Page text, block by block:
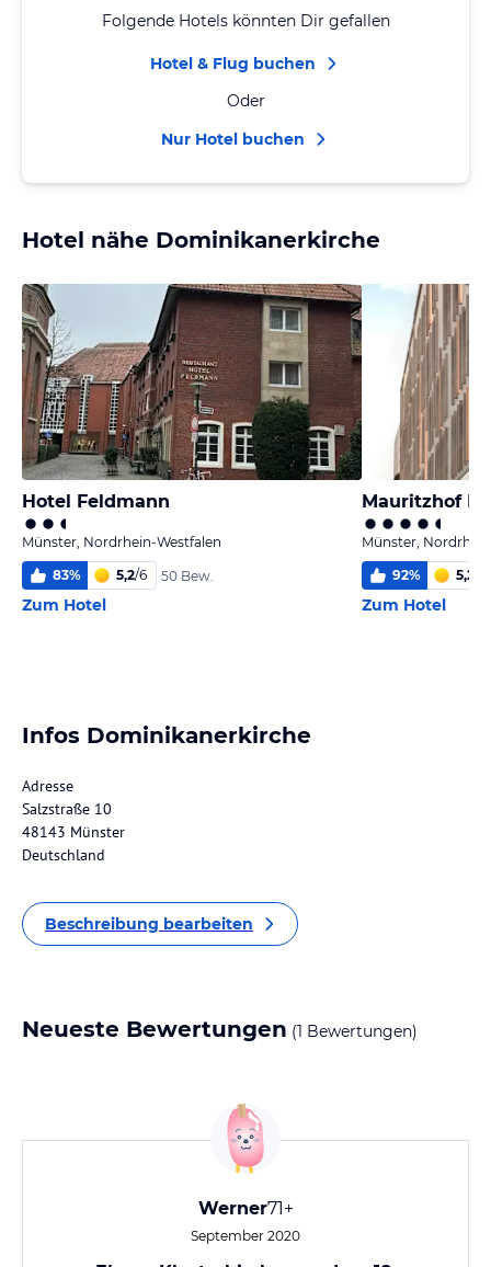
Folgende Hotels könnten Dir gefallen
Hotel & Flug buchen
Oder
Nur Hotel buchen
Hotel nähe Dominikanerkirche
Hotel Feldmann
Münster, Nordrhein-Westfalen
83% 5,2/6 50 Bew.
Zum Hotel
Mauritzhof
Münster,
92% 5,2
Zum Hotel
Infos Dominikanerkirche
Adresse
Salzstraße 10
48143 Münster
Deutschland
Beschreibung bearbeiten
Neueste Bewertungen (1 Bewertungen)
Werner71+
September 2020